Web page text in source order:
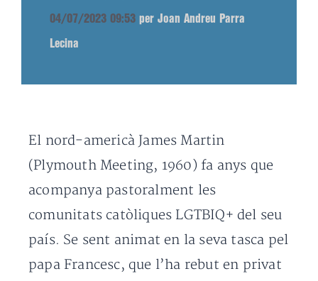
04/07/2023 09:53 per Joan Andreu Parra
Lecina
El nord-americà James Martin
(Plymouth Meeting, 1960) fa anys que
acompanya pastoralment les
comunitats catòliques LGTBIQ+ del seu
país. Se sent animat en la seva tasca pel
papa Francesc, que l’ha rebut en privat